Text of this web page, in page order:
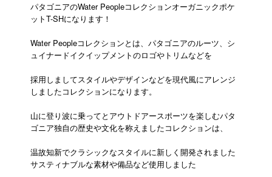
パタゴニアのWater Peopleコレクションオーガニックポケ
ットT-SHになります！
Water Peopleコレクションとは、パタゴニアのルーツ、シ
ュイナードイクイップメントのロゴやトリムなどを
採用しましてスタイルやデザインなどを現代風にアレンジ
しましたコレクションになります。
山に登り波に乗ってとアウトドアースポーツを楽しむパタ
ゴニア独自の歴史や文化を称えましたコレクションは、
温故知新でクラシックなスタイルに新しく開発されました
サスティナブルな素材や備品など使用しました